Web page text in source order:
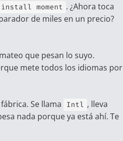
install moment . ¿Ahora toca
de miles en un precio?
que pesan lo suyo.
mete todos los idiomas por
Se llama Intl , lleva
nada porque ya está ahí. Te